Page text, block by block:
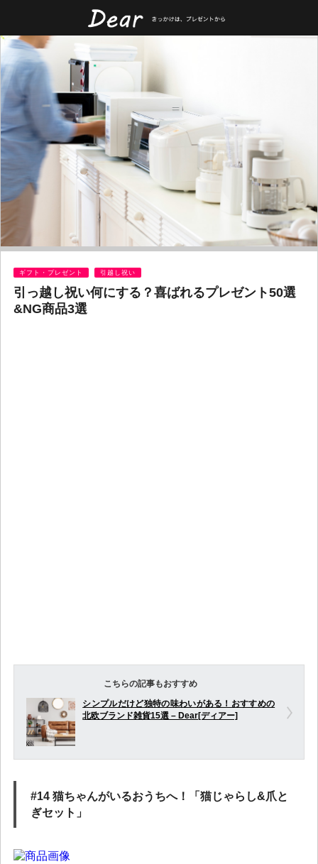
ギフト・プレゼント 引越し祝い
引っ越し祝い何にする？喜ばれるプレゼント50選
&NG商品3選
こちらの記事もおすすめ
シンプルだけど独特の味わいがある！おすすめの
北欧ブランド雑貨15選 – Dear[ディアー]
#14 猫ちゃんがいるおうちへ！「猫じゃらし&爪と
ぎセット」